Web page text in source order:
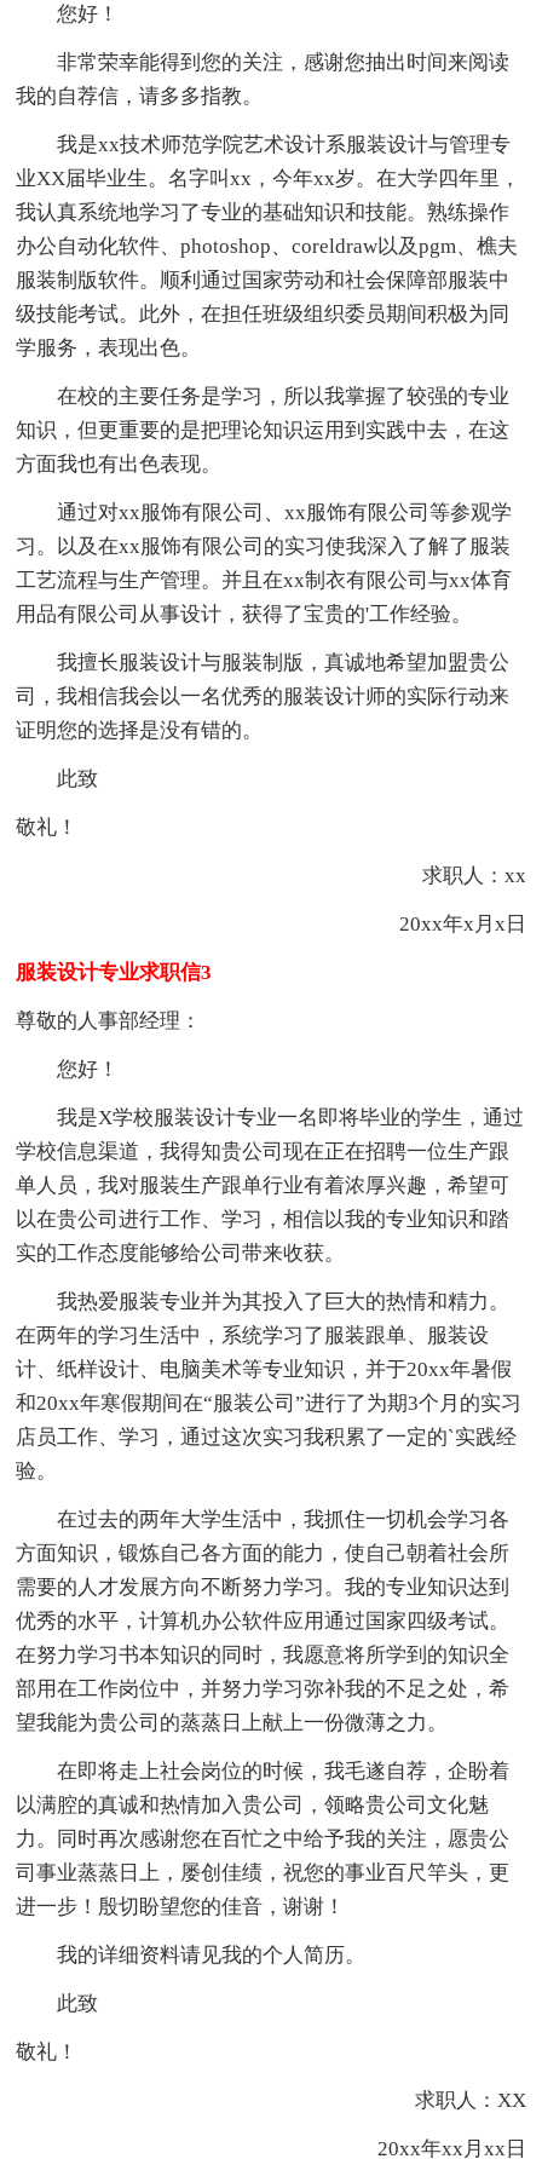
您好！
非常荣幸能得到您的关注，感谢您抽出时间来阅读
我的自荐信，请多多指教。
我是xx技术师范学院艺术设计系服装设计与管理专
业XX届毕业生。名字叫xx，今年xx岁。在大学四年里，
我认真系统地学习了专业的基础知识和技能。熟练操作
办公自动化软件、photoshop、coreldraw以及pgm、樵夫
服装制版软件。顺利通过国家劳动和社会保障部服装中
级技能考试。此外，在担任班级组织委员期间积极为同
学服务，表现出色。
在校的主要任务是学习，所以我掌握了较强的专业
知识，但更重要的是把理论知识运用到实践中去，在这
方面我也有出色表现。
通过对xx服饰有限公司、xx服饰有限公司等参观学
习。以及在xx服饰有限公司的实习使我深入了解了服装
工艺流程与生产管理。并且在xx制衣有限公司与xx体育
用品有限公司从事设计，获得了宝贵的'工作经验。
我擅长服装设计与服装制版，真诚地希望加盟贵公
司，我相信我会以一名优秀的服装设计师的实际行动来
证明您的选择是没有错的。
此致
敬礼！
求职人：xx
20xx年x月x日
服装设计专业求职信3
尊敬的人事部经理：
您好！
我是X学校服装设计专业一名即将毕业的学生，通过
学校信息渠道，我得知贵公司现在正在招聘一位生产跟
单人员，我对服装生产跟单行业有着浓厚兴趣，希望可
以在贵公司进行工作、学习，相信以我的专业知识和踏
实的工作态度能够给公司带来收获。
我热爱服装专业并为其投入了巨大的热情和精力。
在两年的学习生活中，系统学习了服装跟单、服装设
计、纸样设计、电脑美术等专业知识，并于20xx年暑假
和20xx年寒假期间在“服装公司”进行了为期3个月的实习
店员工作、学习，通过这次实习我积累了一定的`实践经
验。
在过去的两年大学生活中，我抓住一切机会学习各
方面知识，锻炼自己各方面的能力，使自己朝着社会所
需要的人才发展方向不断努力学习。我的专业知识达到
优秀的水平，计算机办公软件应用通过国家四级考试。
在努力学习书本知识的同时，我愿意将所学到的知识全
部用在工作岗位中，并努力学习弥补我的不足之处，希
望我能为贵公司的蒸蒸日上献上一份微薄之力。
在即将走上社会岗位的时候，我毛遂自荐，企盼着
以满腔的真诚和热情加入贵公司，领略贵公司文化魅
力。同时再次感谢您在百忙之中给予我的关注，愿贵公
司事业蒸蒸日上，屡创佳绩，祝您的事业百尺竿头，更
进一步！殷切盼望您的佳音，谢谢！
我的详细资料请见我的个人简历。
此致
敬礼！
求职人：XX
20xx年xx月xx日